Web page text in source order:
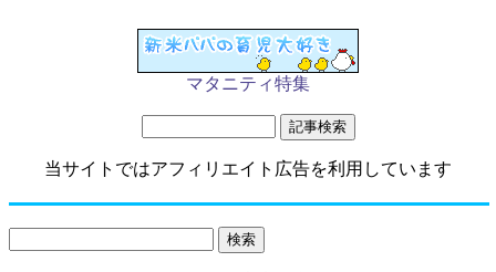
マタニティ特集
当サイトではアフィリエイト広告を利用しています